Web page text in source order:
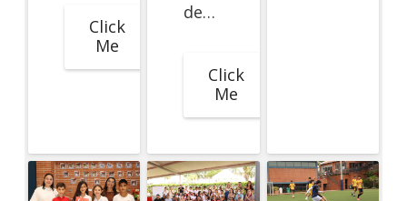
Click
Me
de…
Click
Me